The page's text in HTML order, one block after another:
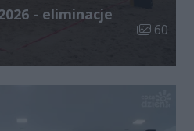
- eliminacje
Liczba
60